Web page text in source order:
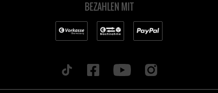
BEZAHLEN MIT